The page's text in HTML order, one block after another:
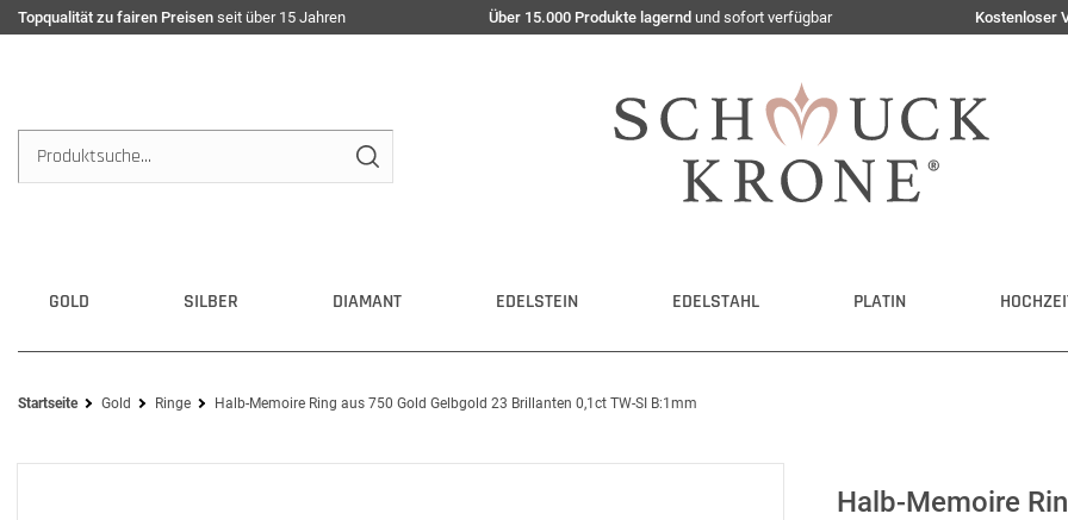
Topqualität zu fairen Preisen seit über 15 Jahren Über 15.000 Produkte lagernd und sofort verfügbar Kostenloser
GOLD SILBER DIAMANT EDELSTEIN EDELSTAHL PLATIN
Startseite Gold Ringe Halb-Memoire Ring aus 750 Gold Gelbgold 23 Brillanten 0,1ct TW-SI B:1mm
Halb-Memoire